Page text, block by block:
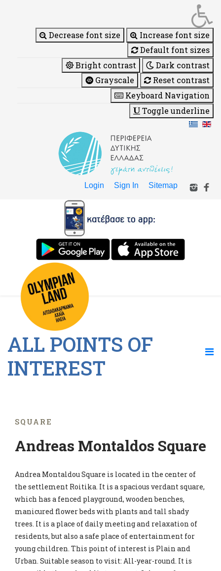
Decrease font size
Increase font size
Default font sizes
Bright contrast
Dark contrast
Grayscale
Reset contrast
Keyboard Navigation
Toggle underline
Login Sign In Sitemap
ALL POINTS OF
INTEREST
SQUARE
Andreas Montaldos Square
Andrea Montaldou Square is located in the center of
the settlement Roitika. It is a spacious verdant square,
which has a fenced playground, wooden benches,
manicured flower beds with plants and tall shady
trees. It is a place of daily meeting and relaxation of
residents, but also a safe place of entertainment for
young children. This point of interest is Plain and
Urban. Suitable season to visit: All-year-round. It is